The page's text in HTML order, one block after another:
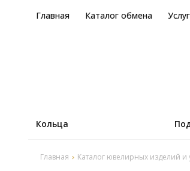
Главная Каталог обмена
Кольца
Главная Каталог ювелирных изделий